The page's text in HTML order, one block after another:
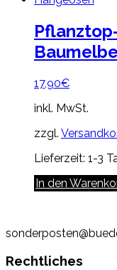
17,90€
inkl. MwSt.
zzgl.
Lieferzeit: 1-3
In den
Rechtliches